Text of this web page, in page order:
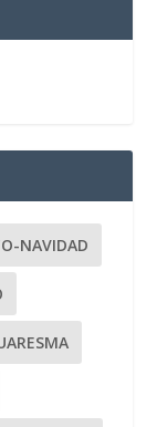
NAVIDAD